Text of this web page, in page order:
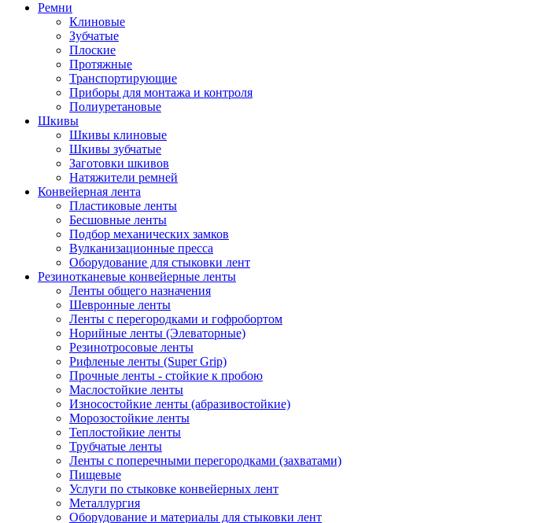
Ремни
Клиновые
Зубчатые
Плоские
Протяжные
Транспортирующие
Приборы для монтажа и контроля
Полиуретановые
Шкивы
Шкивы клиновые
Шкивы зубчатые
Заготовки шкивов
Натяжители ремней
Конвейерная лента
Пластиковые ленты
Бесшовные ленты
Подбор механических замков
Вулканизационные пресса
Оборудование для стыковки лент
Резинотканевые конвейерные ленты
Ленты общего назначения
Шевронные ленты
Ленты с перегородками и гофробортом
Норийные ленты (Элеваторные)
Резинотросовые ленты
Рифленые ленты (Super Grip)
Прочные ленты - стойкие к пробою
Маслостойкие ленты
Износостойкие ленты (абразивостойкие)
Морозостойкие ленты
Теплостойкие ленты
Трубчатые ленты
Ленты с поперечными перегородками (захватами)
Пищевые
Услуги по стыковке конвейерных лент
Металлургия
Оборудование и материалы для стыковки лент